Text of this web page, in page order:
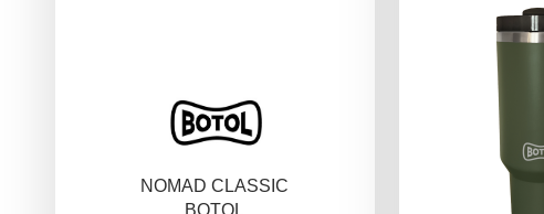
NOMAD CLASSIC
BOTOL